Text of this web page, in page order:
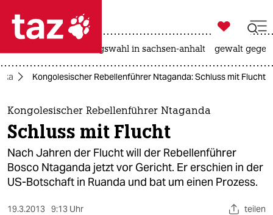
 taz zahl ich
taz zahl ich
themen
politik
öko

taz zahl ich
landtagswahl in sachsen-anhalt gewalt
Kongolesischer Rebellenführer Ntaganda: Schluss mit Flucht
Kongolesischer Rebellenführer Ntaganda
Schluss mit Flucht
Nach Jahren der Flucht will der Rebellenführer
Bosco Ntaganda jetzt vor Gericht. Er erschien in der
US-Botschaft in Ruanda und bat um einen Prozess.
19.3.2013 9:13 Uhr teilen